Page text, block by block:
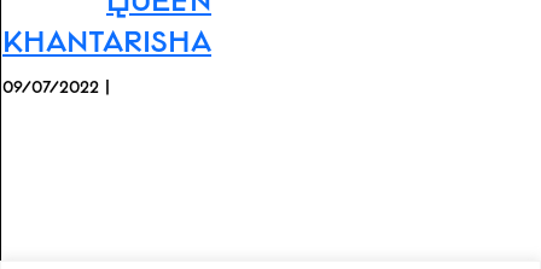
Khantarisha
09/07/2022 |